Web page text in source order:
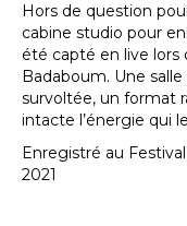
Hors de question
cabine studio pour
été capté en live lors
Badaboum. Une
survoltée, un format
intacte l’énergie qui
Enregistré au
2021